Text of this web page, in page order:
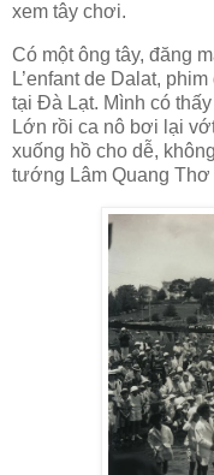
xem tây chơi.
Có một ông tây, đăng
L’enfant de Dalat,
tại Đà Lạt. Mình có
Lớn rồi ca nô bơi lại
xuống hồ cho dễ,
tướng Lâm Quang Thơ